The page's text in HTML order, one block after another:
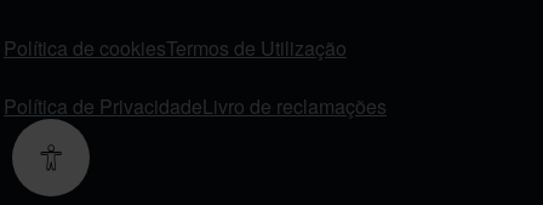
Política de cookiesTermos de Utilização
Política de PrivacidadeLivro de reclamações